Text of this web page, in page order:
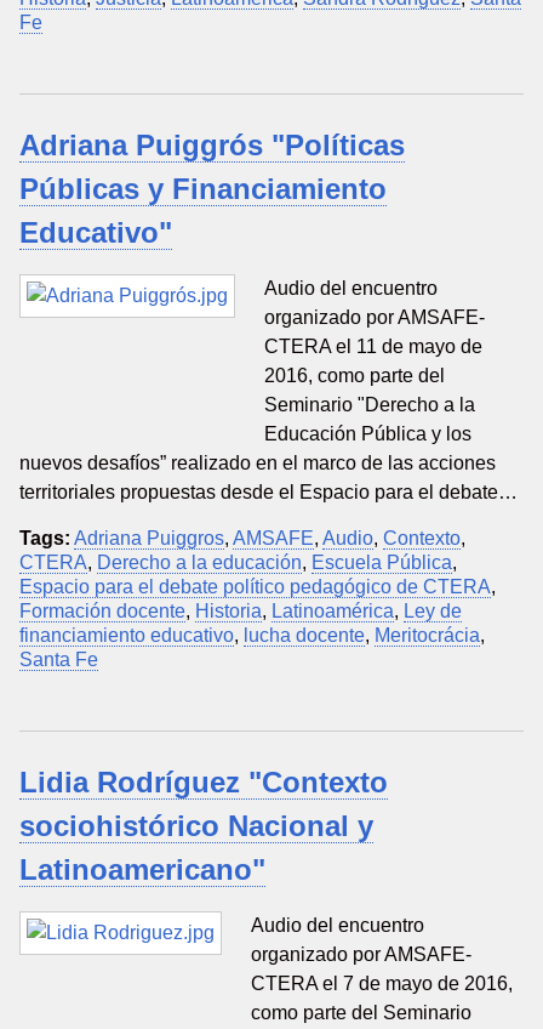
Fe
Adriana Puiggrós "Políticas
Públicas y Financiamiento
Educativo"
Audio del encuentro
organizado por AMSAFE-
CTERA el 11 de mayo de
2016, como parte del
Seminario "Derecho a la
Educación Pública y los
nuevos desafíos” realizado en el marco de las acciones
territoriales propuestas desde el Espacio para el debate…
Tags: Adriana Puiggros, AMSAFE, Audio, Contexto,
CTERA, Derecho a la educación, Escuela Pública,
Espacio para el debate político pedagógico de CTERA,
Formación docente, Historia, Latinoamérica, Ley de
financiamiento educativo, lucha docente, Meritocrácia,
Santa Fe
Lidia Rodríguez "Contexto
sociohistórico Nacional y
Latinoamericano"
Audio del encuentro
organizado por AMSAFE-
CTERA el 7 de mayo de 2016,
como parte del Seminario